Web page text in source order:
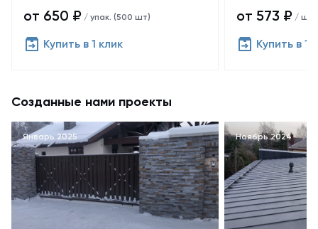
от 650 ₽ / упак. (500 шт)
Купить в 1 клик
от 573 ₽ / шт
Купить в 1
Созданные нами проекты
Январь 2025 Ноябрь 2024